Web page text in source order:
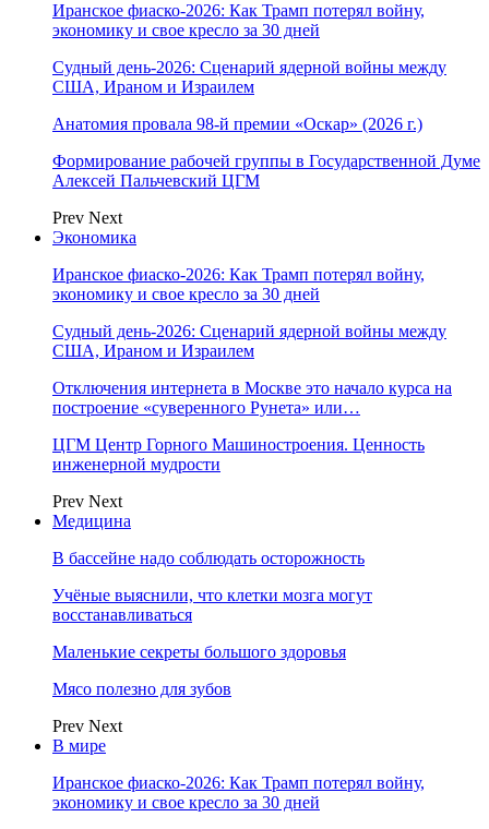
Иранское фиаско-2026: Как Трамп потерял войну,
экономику и свое кресло за 30 дней
Судный день-2026: Сценарий ядерной войны между
США, Ираном и Израилем
Анатомия провала 98-й премии «Оскар» (2026 г.)
Формирование рабочей группы в Государственной Думе
Алексей Пальчевский ЦГМ
Prev Next
Экономика
Иранское фиаско-2026: Как Трамп потерял войну,
экономику и свое кресло за 30 дней
Судный день-2026: Сценарий ядерной войны между
США, Ираном и Израилем
Отключения интернета в Москве это начало курса на
построение «суверенного Рунета» или…
ЦГМ Центр Горного Машиностроения. Ценность
инженерной мудрости
Prev Next
Медицина
В бассейне надо соблюдать осторожность
Учёные выяснили, что клетки мозга могут
восстанавливаться
Маленькие секреты большого здоровья
Мясо полезно для зубов
Prev Next
В мире
Иранское фиаско-2026: Как Трамп потерял войну,
экономику и свое кресло за 30 дней